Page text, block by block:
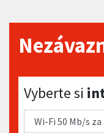
Vyberte si internet
Vyberte si